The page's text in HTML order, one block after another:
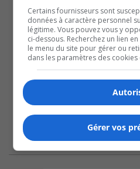
Certains fournisseurs sont
données à caractère personnel
légitime. Vous pouvez vous y
ci-dessous. Recherchez un lien
le menu du site pour gérer ou
dans les paramètres des
Gérer vos